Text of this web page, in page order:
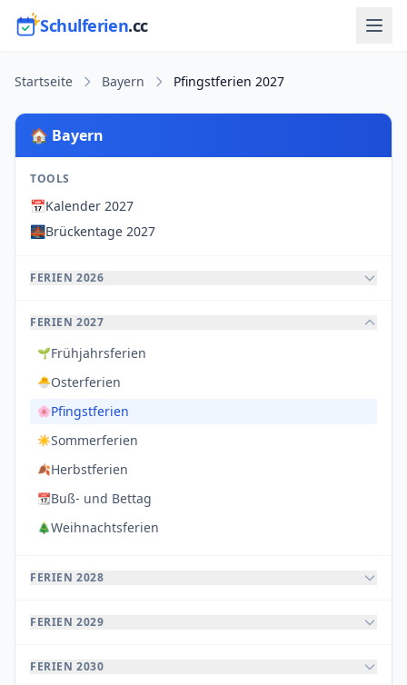
Schulferien.cc
Startseite Bayern Pfingstferien 2027
🏠 Bayern
TOOLS
📅Kalender 2027
🌉Brückentage 2027
FERIEN 2026
FERIEN 2027
🌱Frühjahrsferien
🐣Osterferien
🌸Pfingstferien
☀️Sommerferien
🍂Herbstferien
📆Buß- und Bettag
🎄Weihnachtsferien
FERIEN 2028
FERIEN 2029
FERIEN 2030